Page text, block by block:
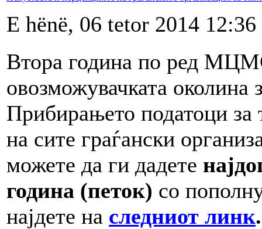
E hënë, 06 tetor 2014 12:36
Втора година по ред
овозможувачката околина
Прибирањето податоци за
на сите граѓански
можете да ги дадете
година (петок) со
најдете на следниот линк.